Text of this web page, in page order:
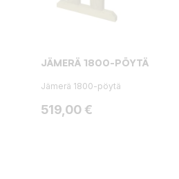
JÄMERÄ 1800-PÖYTÄ
Jämerä 1800-pöytä
Hinta
519,00 €